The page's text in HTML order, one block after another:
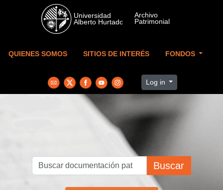
Skip to main content
QUIENES SOMOS SITIOS DE INTERÉS FONDOS
Log in
Buscar